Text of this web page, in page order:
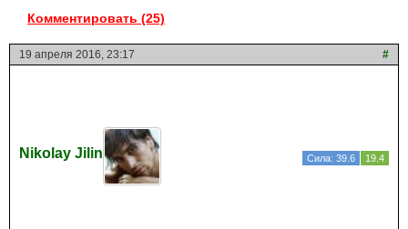
Комментировать (25)
19 апреля 2016, 23:17 #
Nikolay Jilin Сила: 39.6 19.4